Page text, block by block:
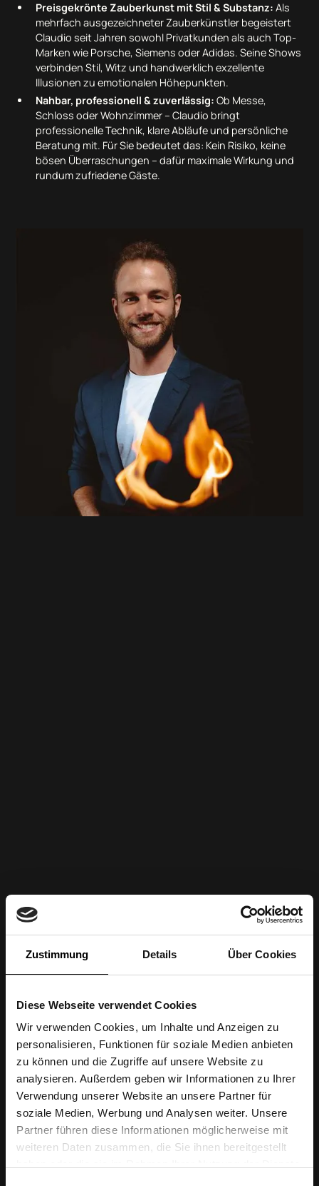
Zustimmung Details Über Cookies
Diese Webseite verwendet Cookies
Wir verwenden Cookies, um Inhalte und Anzeigen zu
personalisieren, Funktionen für soziale Medien anbieten
zu können und die Zugriffe auf unsere Website zu
analysieren. Außerdem geben wir Informationen zu Ihrer
Verwendung unserer Website an unsere Partner für
soziale Medien, Werbung und Analysen weiter. Unsere
Partner führen diese Informationen möglicherweise mit
weiteren Daten zusammen, die Sie ihnen bereitgestellt
Preisgekrönte Zauberkunst mit Stil & Substanz:Als
mehrfach ausgezeichneter Zauberkünstler begeistert
Claudio seit Jahren sowohl Privatkunden als auch Top-
Marken wie Porsche, Siemens oder Adidas. Seine Shows
verbinden Stil, Witz und handwerklich exzellente
Illusionen zu emotionalen Höhepunkten.
Nahbar, professionell & zuverlässig:Ob Messe,
Schloss oder Wohnzimmer – Claudio bringt
professionelle Technik, klare Abläufe und persönliche
Beratung mit. Für Sie bedeutet das: Kein Risiko, keine
bösen Überraschungen – dafür maximale Wirkung und
rundum zufriedene Gäste.